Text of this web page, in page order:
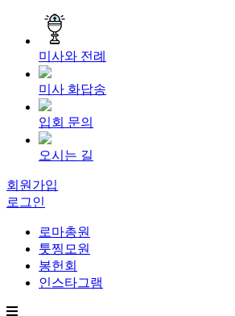
미사와 전례
미사 화답송
입회 문의
오시는 길
회원가입
로그인
로마총원
툿찡모원
봉헌회
인스타그램